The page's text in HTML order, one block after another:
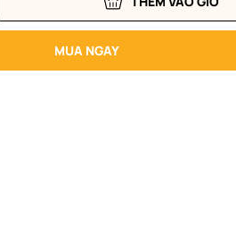
MUA NGAY